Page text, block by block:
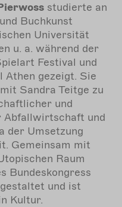
studierte an
Buchkunst
Universität
u. a. während der
Festival und
Athen gezeigt. Sie
Sandra Teitge zu
und
Abfallwirtschaft und
der Umsetzung
Gemeinsam mit
Raum
Bundeskongress
und ist
Kultur.